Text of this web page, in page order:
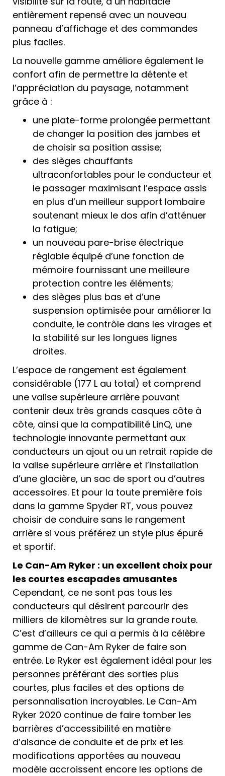
entièrement repensé avec un nouveau
panneau d’affichage et des commandes
plus faciles.
La nouvelle gamme améliore également le
confort afin de permettre la détente et
l’appréciation du paysage, notamment
grâce à :
une plate-forme prolongée permettant
de changer la position des jambes et
de choisir sa position assise;
des sièges chauffants
ultraconfortables pour le conducteur et
le passager maximisant l’espace assis
en plus d’un meilleur support lombaire
soutenant mieux le dos afin d’atténuer
la fatigue;
un nouveau pare-brise électrique
réglable équipé d’une fonction de
mémoire fournissant une meilleure
protection contre les éléments;
des sièges plus bas et d’une
suspension optimisée pour améliorer la
conduite, le contrôle dans les virages et
la stabilité sur les longues lignes
droites.
L’espace de rangement est également
considérable (177 L au total) et comprend
une valise supérieure arrière pouvant
contenir deux très grands casques côte à
côte, ainsi que la compatibilité LinQ, une
technologie innovante permettant aux
conducteurs un ajout ou un retrait rapide de
la valise supérieure arrière et l’installation
d’une glacière, un sac de sport ou d’autres
accessoires. Et pour la toute première fois
dans la gamme Spyder RT, vous pouvez
choisir de conduire sans le rangement
arrière si vous préférez un style plus épuré
et sportif.
Le Can-Am Ryker : un excellent choix pour
les courtes escapades amusantes
Cependant, ce ne sont pas tous les
conducteurs qui désirent parcourir des
milliers de kilomètres sur la grande route.
C’est d’ailleurs ce qui a permis à la célèbre
gamme de Can-Am Ryker de faire son
entrée. Le Ryker est également idéal pour les
personnes préférant des sorties plus
courtes, plus faciles et des options de
personnalisation incroyables. Le Can-Am
Ryker 2020 continue de faire tomber les
barrières d’accessibilité en matière
d’aisance de conduite et de prix et les
modifications apportées au nouveau
modèle accroissent encore les options de